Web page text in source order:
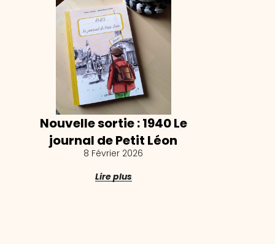
Nouvelle sortie : 1940 Le
journal de Petit Léon
8 Février 2026
Lire plus